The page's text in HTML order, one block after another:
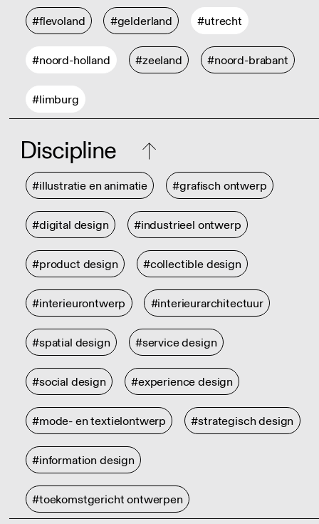
#flevoland #gelderland #utrecht
#noord-holland #zeeland #noord-brabant
#limburg
Discipline
#illustratie en animatie #grafisch ontwerp
#digital design #industrieel ontwerp
#product design #collectible design
#interieurontwerp #interieurarchitectuur
#spatial design #service design
#social design #experience design
#mode- en textielontwerp #strategisch design
#information design
#toekomstgericht ontwerpen